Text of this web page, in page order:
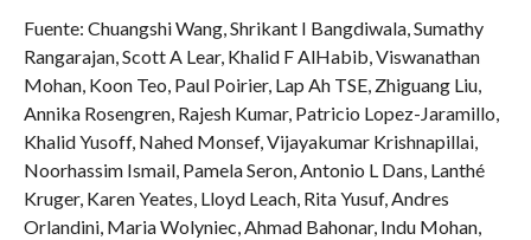
Fuente: Chuangshi Wang, Shrikant I Bangdiwala, Sumathy
Rangarajan, Scott A Lear, Khalid F AlHabib, Viswanathan
Mohan, Koon Teo, Paul Poirier, Lap Ah TSE, Zhiguang Liu,
Annika Rosengren, Rajesh Kumar, Patricio Lopez-Jaramillo,
Khalid Yusoff, Nahed Monsef, Vijayakumar Krishnapillai,
Noorhassim Ismail, Pamela Seron, Antonio L Dans, Lanthé
Kruger, Karen Yeates, Lloyd Leach, Rita Yusuf, Andres
Orlandini, Maria Wolyniec, Ahmad Bahonar, Indu Mohan,